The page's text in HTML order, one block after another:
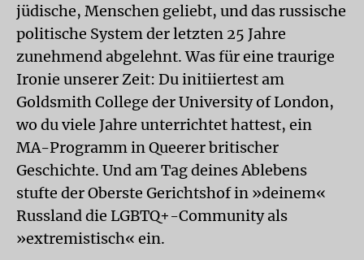
jüdische, Menschen geliebt, und das russische
politische System der letzten 25 Jahre
zunehmend abgelehnt. Was für eine traurige
Ironie unserer Zeit: Du initiiertest am
Goldsmith College der University of London,
wo du viele Jahre unterrichtet hattest, ein
MA-Programm in Queerer britischer
Geschichte. Und am Tag deines Ablebens
stufte der Oberste Gerichtshof in »deinem«
Russland die LGBTQ+-Community als
»extremistisch« ein.